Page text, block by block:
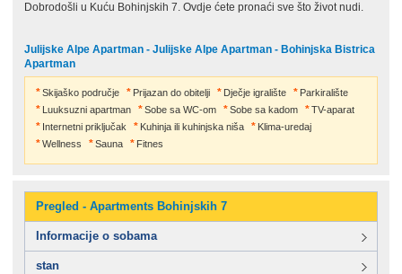
Dobrodošli u Kuću Bohinjskih 7. Ovdje ćete pronaći sve što život nudi.
Julijske Alpe Apartman - Julijske Alpe Apartman - Bohinjska Bistrica
Apartman
Skijaško područje Prijazan do obitelji Dječje igralište
Parkiralište
Luuksuzni apartman
Sobe sa WC-om Sobe sa kadom
TV-aparat
Internetni priključak
Kuhinja ili kuhinjska niša
Klima-uredaj
Wellness
Sauna Fitnes
Pregled - Apartments Bohinjskih 7
Informacije o sobama
stan